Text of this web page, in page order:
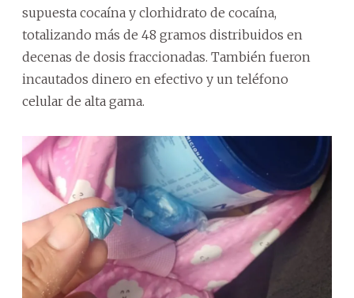
supuesta cocaína y clorhidrato de cocaína,
totalizando más de 48 gramos distribuidos en
decenas de dosis fraccionadas. También fueron
incautados dinero en efectivo y un teléfono
celular de alta gama.